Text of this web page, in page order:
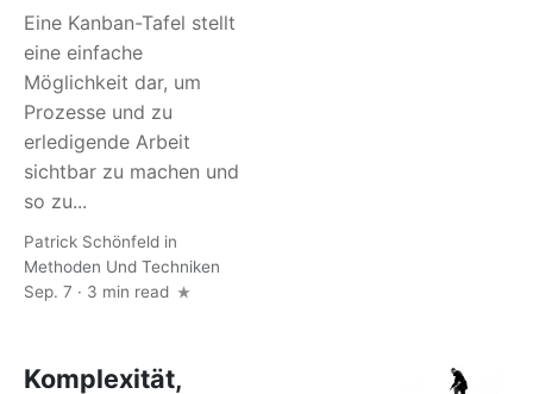
Eine Kanban-Tafel stellt
eine einfache
Möglichkeit dar, um
Prozesse und zu
erledigende Arbeit
sichtbar zu machen und
so zu...
Patrick Schönfeld in
Methoden Und Techniken
Sep. 7 · 3 min read
Komplexität,